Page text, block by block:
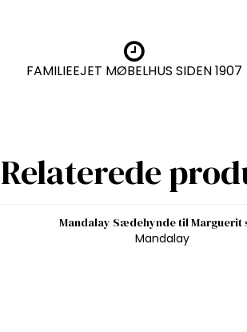
FAMILIEEJET MØBELHUS SIDEN 1907
Relaterede
Mandalay Sædehynde til Marguerit
Mandalay